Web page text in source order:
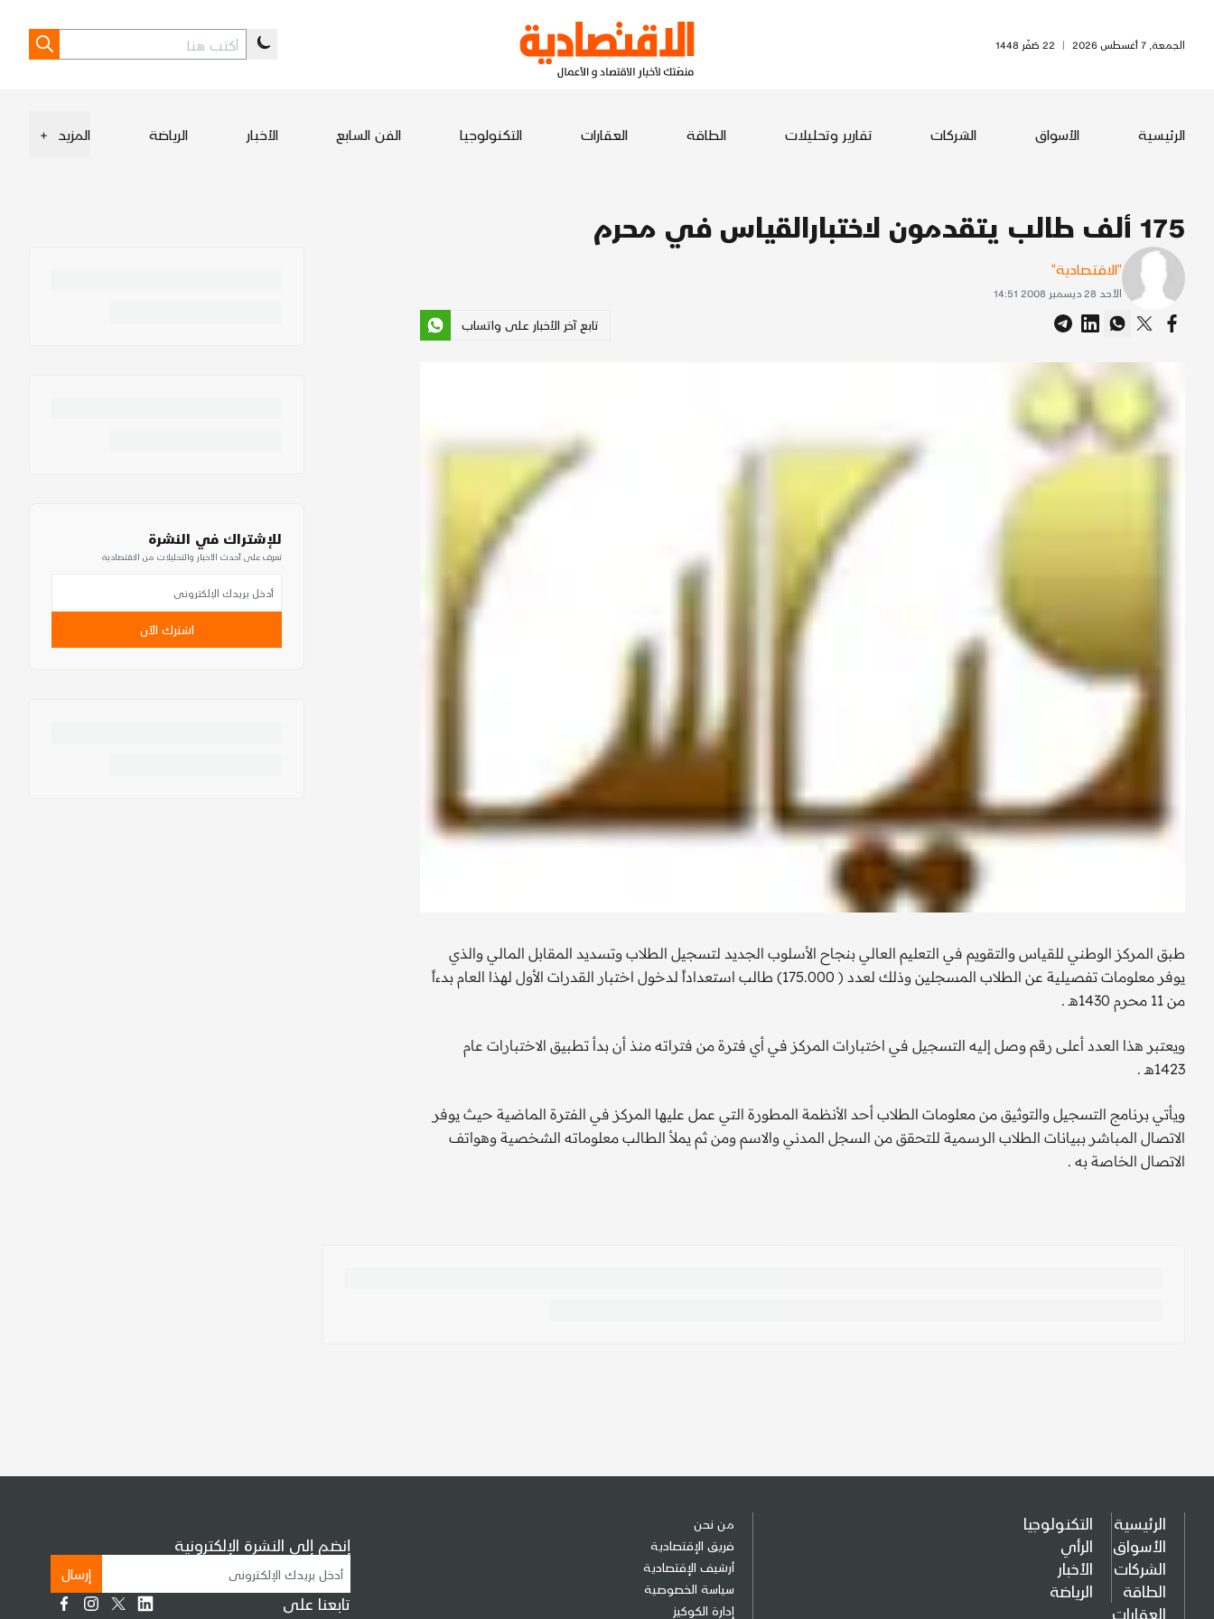
الجمعة, 7 أغسطس 2026 | 22 صَفَر 1448
الرئيسية الأسواق الشركات تقارير وتحليلات الطاقة العقارات التكنولوجيا الفن السابع الأخبار الرياضة المزيد +
175 ألف طالب يتقدمون لاختبارالقياس في محرم
"الاقتصادية"
الأحد 28 ديسمبر 2008 14:51
تابع آخر الأخبار على واتساب
طبق المركز الوطني للقياس والتقويم في التعليم العالي بنجاح الأسلوب الجديد لتسجيل الطلاب وتسديد المقابل المالي والذي
يوفر معلومات تفصيلية عن الطلاب المسجلين وذلك لعدد ( 175.000) طالب استعداداً لدخول اختبار القدرات الأول لهذا العام بدءاً
من 11 محرم 1430هـ .
ويعتبر هذا العدد أعلى رقم وصل إليه التسجيل في اختبارات المركز في أي فترة من فتراته منذ أن بدأ تطبيق الاختبارات عام
1423هـ .
ويأتي برنامج التسجيل والتوثيق من معلومات الطلاب أحد الأنظمة المطورة التي عمل عليها المركز في الفترة الماضية حيث يوفر
الاتصال المباشر ببيانات الطلاب الرسمية للتحقق من السجل المدني والاسم ومن ثم يملأ الطالب معلوماته الشخصية وهواتف
الاتصال الخاصة به .
للإشتراك في النشرة
تعرف على أحدث الأخبار والتحليلات من الاقتصادية
اشترك الآن
الرئيسية
الأسواق
الشركات
الطاقة
العقارات
التكنولوجيا
الرأي
الأخبار
الرياضة
من نحن
فريق الإقتصادية
أرشيف الإقتصادية
سياسة الخصوصية
إدارة الكوكيز
إنضم إلى النشرة الإلكترونية
إرسال
تابعنا على